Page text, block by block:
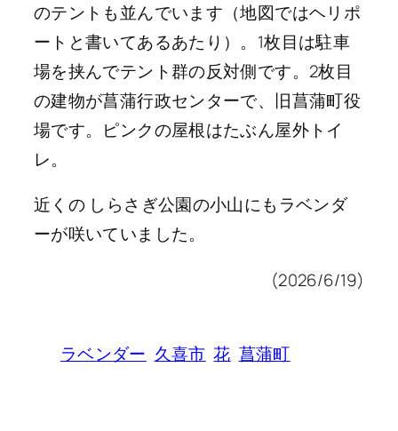
のテントも並んでいます（地図ではヘリポ
ートと書いてあるあたり）。1枚目は駐車
場を挟んでテント群の反対側です。2枚目
の建物が菖蒲行政センターで、旧菖蒲町役
場です。ピンクの屋根はたぶん屋外トイ
レ。
近くの しらさぎ公園の小山にもラベンダ
ーが咲いていました。
(2026/6/19)
ラベンダー 久喜市 花 菖蒲町